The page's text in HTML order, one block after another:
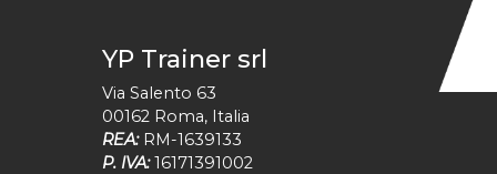
YP Trainer srl
Via Salento 63
00162 Roma, Italia
REA: RM-1639133
P. IVA: 16171391002